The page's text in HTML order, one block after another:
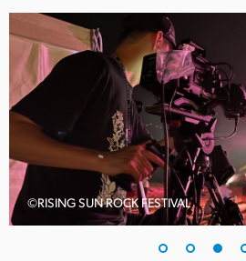
©RISING SUN ROCK FESTIVAL